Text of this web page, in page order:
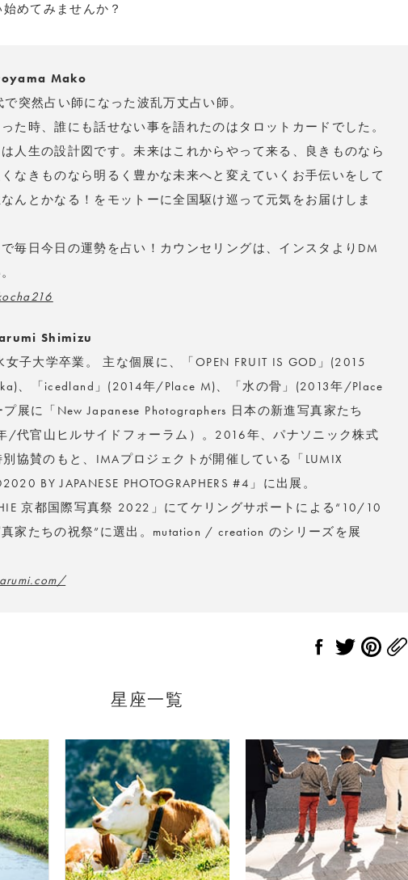
めてみませんか？
Mako
突然占い師になった波乱万丈占い師。
た時、誰にも話せない事を語れたのはタロットカードでした。
人生の設計図です。未来はこれからやって来る、良きものなら
なきものなら明るく豊かな未来へと変えていくお手伝いをして
んとかなる！をモットーに全国駆け巡って元気をお届けしま
毎日今日の運勢を占い！カウンセリングは、インスタよりDM
Shimizu
子大学卒業。 主な個展に、「OPEN FRUIT IS GOD」(2015
、「icedland」(2014年/Place M)、「水の骨」(2013年/Place
展に「New Japanese Photographers 日本の新進写真家たち
/代官山ヒルサイドフォーラム）。2016年、パナソニック株式
協賛のもと、IMAプロジェクトが開催している「LUMIX
BY JAPANESE PHOTOGRAPHERS #4」に出展。
京都国際写真祭 2022」にてケリングサポートによる“10/10
家たちの祝祭”に選出。mutation / creation のシリーズを展
星座一覧